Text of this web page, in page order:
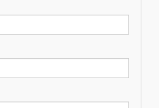
das novas tecnologias em